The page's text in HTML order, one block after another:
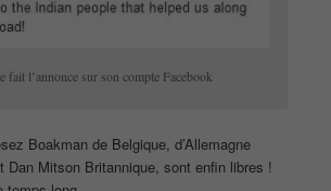
fait l’annonce sur son compte Facebook
Boakman de Belgique, d’Allemagne
Dan Mitson Britannique, sont enfin libres !